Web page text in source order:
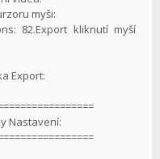
myši:
82.Export kliknutí myší
Export:
Nastavení: